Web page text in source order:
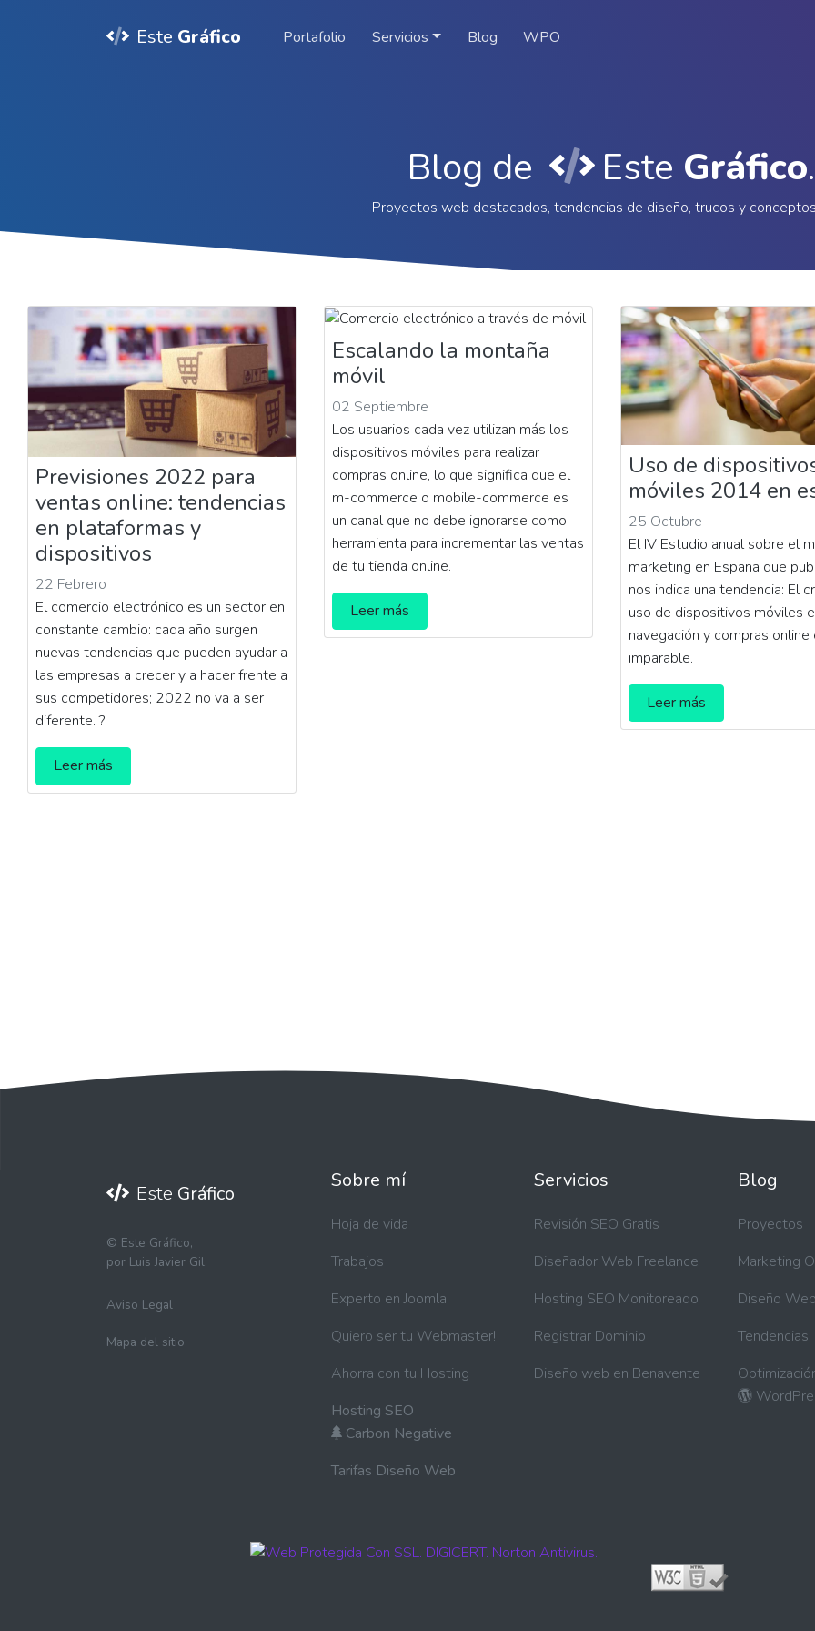
Este Gráfico Portafolio Servicios Blog WPO
Blog de Este Gráfico.
Proyectos web destacados, tendencias de diseño, trucos y
Previsiones 2022 para
ventas online: tendencias
en plataformas y
dispositivos
22 Febrero
El comercio electrónico es un sector en
constante cambio: cada año surgen
nuevas tendencias que pueden ayudar a
las empresas a crecer y a hacer frente a
sus competidores; 2022 no va a ser
diferente. ?
Leer más
Escalando la montaña
móvil
02 Septiembre
Los usuarios cada vez utilizan más los
dispositivos móviles para realizar
compras online, lo que significa que el
m-commerce o mobile-commerce es
un canal que no debe ignorarse como
herramienta para incrementar las ventas
de tu tienda online.
Leer más
Uso de
móviles 2014 en
25 Octubre
El IV Estudio anual sobre el
marketing en España que
nos indica una tendencia: El
uso de dispositivos móviles
navegación y compras online
imparable.
Leer más
Este Gráfico
© Este Gráfico,
por Luis Javier Gil.
Aviso Legal
Mapa del sitio
Sobre mí
Hoja de vida
Trabajos
Experto en Joomla
Quiero ser tu Webmaster!
Ahorra con tu Hosting
Hosting SEO
Carbon Negative
Tarifas Diseño Web
Servicios
Revisión SEO Gratis
Diseñador Web Freelance
Hosting SEO Monitoreado
Registrar Dominio
Diseño web en Benavente
Blog
Proyectos
Marketing
Diseño
Tendencias